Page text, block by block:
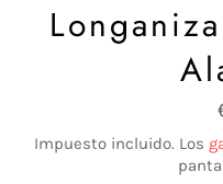
Impuesto incluido. Los